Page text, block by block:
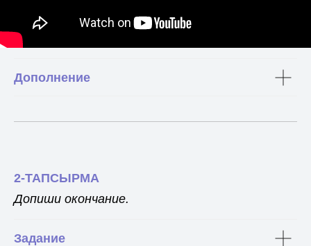
Дополнение
2-ТАПСЫРМА
Допиши окончание.
Задание